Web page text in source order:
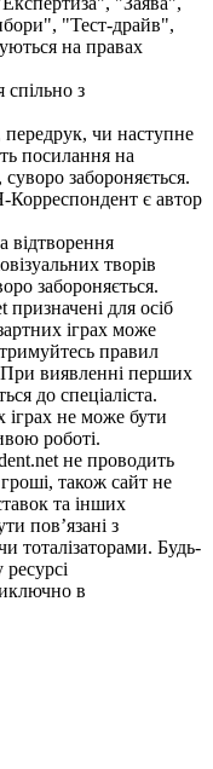
"Тест-драйв",
на правах
спільно з
передрук, чи наступне
посилання на
забороняється.
Корреспондент є автор
відтворення
творів
забороняється.
для осіб
іграх може
правил
При виявленні перших
до спеціаліста.
іграх не може бути
роботі.
не проводить
гроші, також сайт не
та інших
пов’язані з
тоталізаторами. Будь-
в